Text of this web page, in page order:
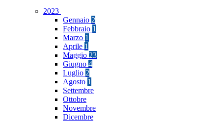
2023
Gennaio 2
Febbraio 1
Marzo 1
Aprile 1
Maggio 23
Giugno 4
Luglio 2
Agosto 1
Settembre
Ottobre
Novembre
Dicembre